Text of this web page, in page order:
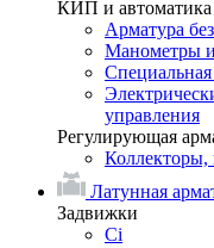
КИП и автоматика
Арматура
Манометры
управления
Регулирующая
Латунная
Задвижки
Ci